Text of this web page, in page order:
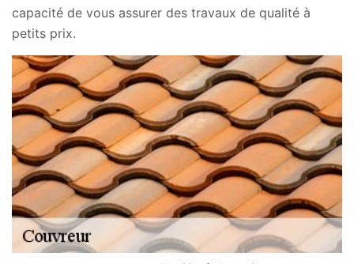
capacité de vous assurer des travaux de qualité à
petits prix.